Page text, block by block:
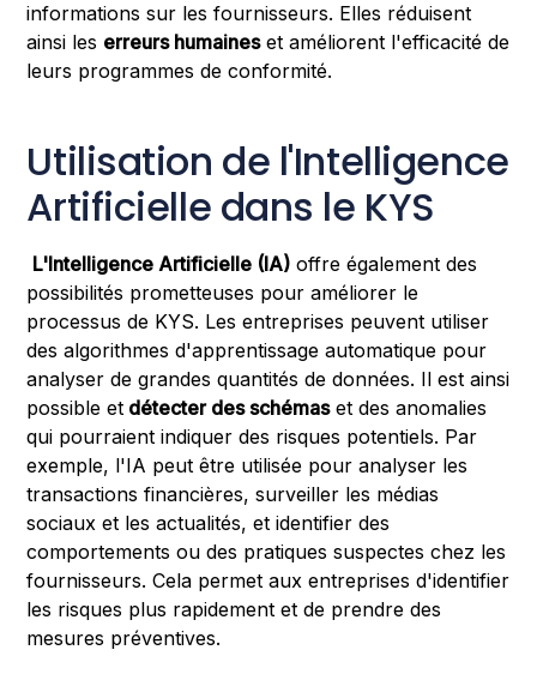
informations sur les fournisseurs. Elles réduisent
ainsi les erreurs humaineset améliorent l'efficacité de
leurs programmes de conformité.
Utilisation de l'Intelligence
Artificielle dans le KYS
L'Intelligence Artificielle (IA) offre également des
possibilités prometteuses pour améliorer le
processus de KYS. Les entreprises peuvent utiliser
des algorithmes d'apprentissage automatique pour
analyser de grandes quantités de données. Il est ainsi
possible et détecter des schémaset des anomalies
qui pourraient indiquer des risques potentiels. Par
exemple, l'IA peut être utilisée pour analyser les
transactions financières, surveiller les médias
sociaux et les actualités, et identifier des
comportements ou des pratiques suspectes chez les
fournisseurs. Cela permet aux entreprises d'identifier
les risques plus rapidement et de prendre des
mesures préventives.